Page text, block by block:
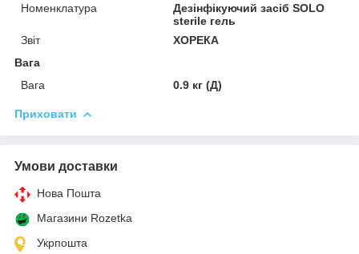
Номенклатура
Дезінфікуючий засіб SOLO
sterile гель
Звіт
ХОРЕКА
Вага
Вага
0.9 кг (Д)
Приховати
Умови доставки
Нова Пошта
Магазини Rozetka
Укрпошта